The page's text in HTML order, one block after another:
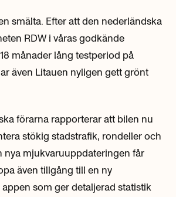
smälta. Efter att den nederländska
RDW i våras godkände
månader lång testperiod på
även Litauen nyligen gett grönt
förarna rapporterar att bilen nu
stökig stadstrafik, rondeller och
nya mjukvaruuppdateringen får
även tillgång till en ny
som ger detaljerad statistik